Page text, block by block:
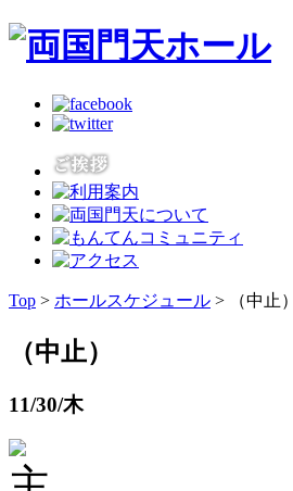
Top > ホールスケジュール > （中止）
（中止）
11/30/木